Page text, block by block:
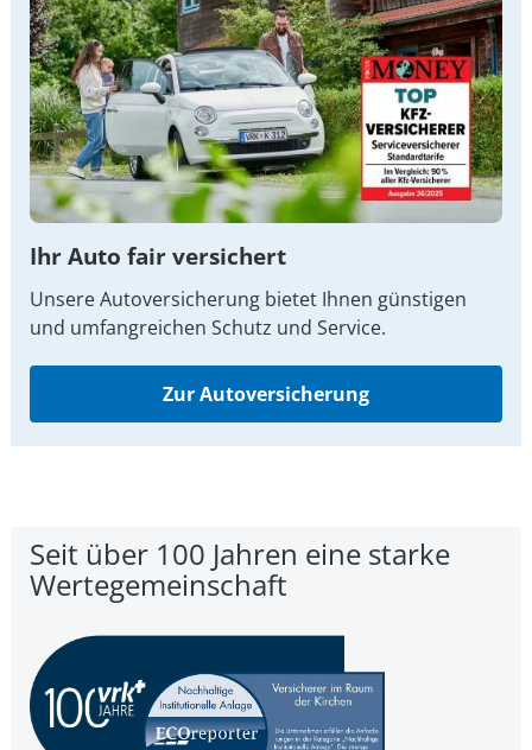
Ihr Auto fair versichert
Unsere Autoversicherung bietet Ihnen günstigen
und umfangreichen Schutz und Service.
Zur Autoversicherung
Seit über 100 Jahren eine starke
Wertegemeinschaft